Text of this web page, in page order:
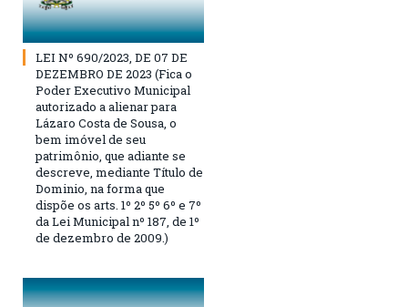
LEI Nº 690/2023, DE 07 DE
DEZEMBRO DE 2023 (Fica o
Poder Executivo Municipal
autorizado a alienar para
Lázaro Costa de Sousa, o
bem imóvel de seu
patrimônio, que adiante se
descreve, mediante Título de
Dominio, na forma que
dispõe os arts. 1º 2º 5º 6º e 7º
da Lei Municipal nº 187, de 1º
de dezembro de 2009.)